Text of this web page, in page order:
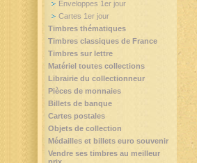
Enveloppes 1er jour
Cartes 1er jour
Timbres thématiques
Timbres classiques de France
Timbres sur lettre
Matériel toutes collections
Librairie du collectionneur
Pièces de monnaies
Billets de banque
Cartes postales
Objets de collection
Médailles et billets euro souvenir
Vendre ses timbres au meilleur